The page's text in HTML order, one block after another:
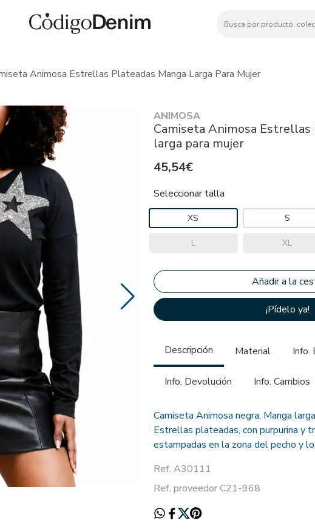
Animosa Estrellas Plateadas Manga Larga Para Mujer
ANIMOSA
Camiseta Animosa Estrellas
larga para mujer
45,54€
Seleccionar talla
XS S
L XL
¡Pídelo ya!
Descripción Material Info.
Info. Devolución Info. Cambios
Camiseta Animosa negra. Manga
Estrellas plateadas, con purpurina y
estampadas en la zona del pecho y
Ref. A30111
Ref. proveedor C21-968